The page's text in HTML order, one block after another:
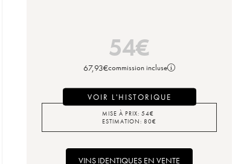
54€
67,93€commission incluse
VOIR L'HISTORIQUE
MISE À PRIX: 54€
ESTIMATION: 80€
VINS IDENTIQUES EN VENTE